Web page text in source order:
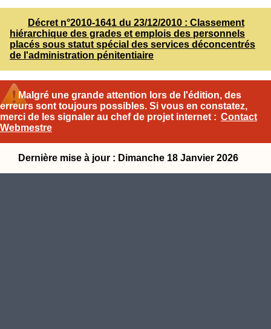
Décret n°2010-1641 du 23/12/2010 : Classement
hiérarchique des grades et emplois des personnels
placés sous statut spécial des services déconcentrés
de l'administration pénitentiaire
Malgré une grande attention lors de l'édition, des
erreurs sont toujours possibles. Si vous en constatez,
merci de les signaler au chef de projet internet : Contact
Webmestre
Dernière mise à jour : Dimanche 18 Janvier 2026